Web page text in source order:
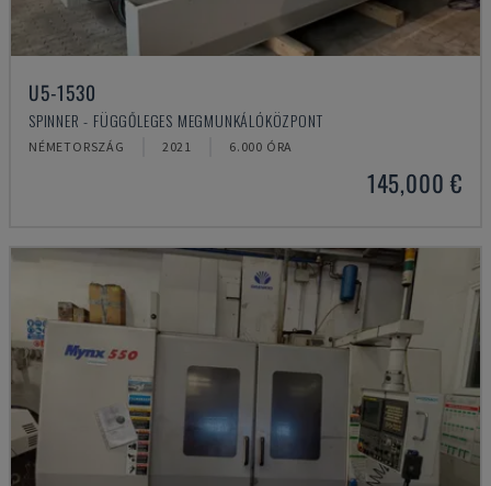
U5-1530
SPINNER - FÜGGŐLEGES MEGMUNKÁLÓKÖZPONT
NÉMETORSZÁG 2021 6.000 ÓRA
145,000 €